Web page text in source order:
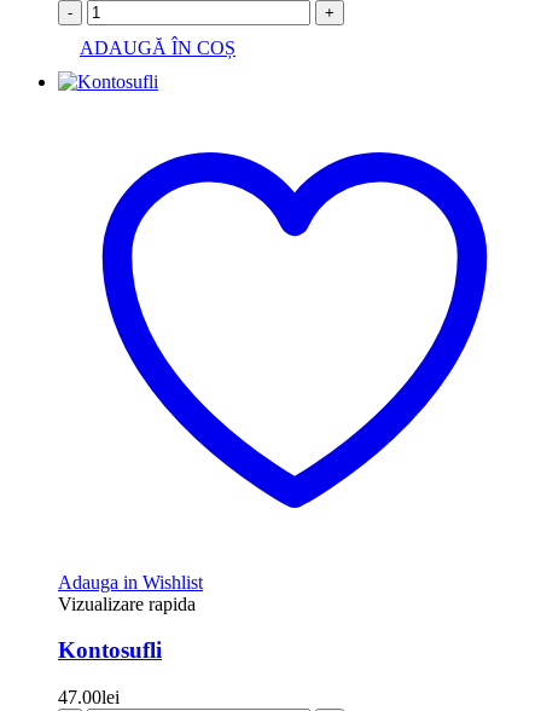
- +
ADAUGĂ ÎN COȘ
Adauga in Wishlist
Vizualizare rapida
Kontosufli
47.00lei